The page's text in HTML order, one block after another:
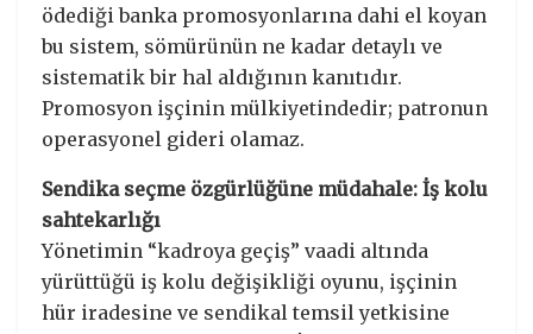
ödediği banka promosyonlarına dahi el koyan
bu sistem, sömürünün ne kadar detaylı ve
sistematik bir hal aldığının kanıtıdır.
Promosyon işçinin mülkiyetindedir; patronun
operasyonel gideri olamaz.
​Sendika seçme özgürlüğüne müdahale: İş kolu
sahtekarlığı
​Yönetimin “kadroya geçiş” vaadi altında
yürüttüğü iş kolu değişikliği oyunu, işçinin
hür iradesine ve sendikal temsil yetkisine